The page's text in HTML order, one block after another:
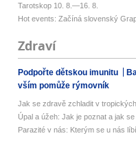
Tarotskop 10. 8.—16. 8.
Hot events: Začíná slovenský
Zdraví
Podpořte dětskou imunitu
vším pomůže rýmovník
Jak se zdravě zchladit v
Úpal a úžeh: Jak je poznat a jak
Parazité v nás: Kterým se u nás